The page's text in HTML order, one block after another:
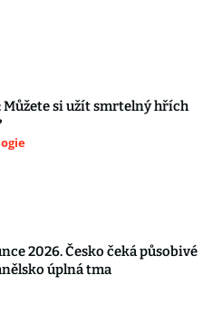
Můžete si užít smrtelný hřích
2026. Česko čeká působivé
úplná tma